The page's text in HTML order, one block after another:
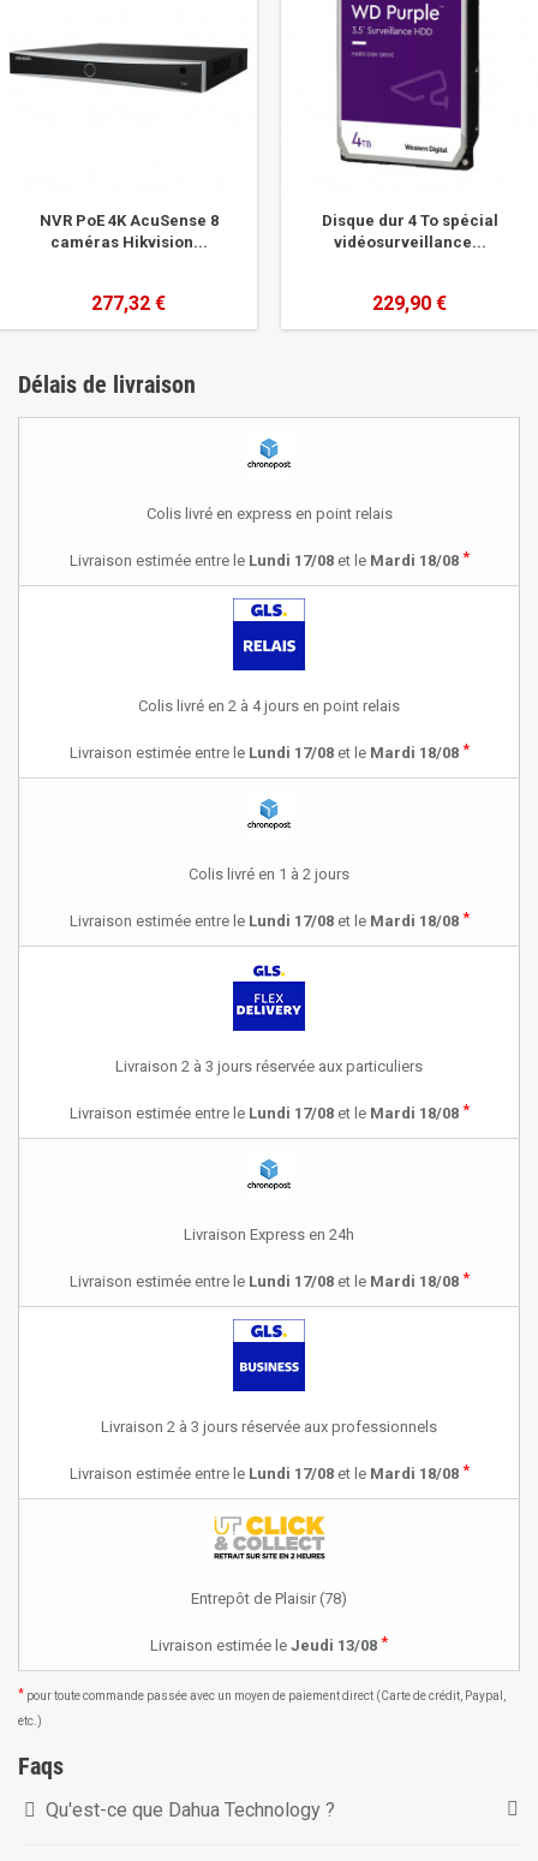
NVR PoE 4K AcuSense 8
caméras Hikvision...
277,32 €
Disque dur 4 To spécial
vidéosurveillance...
229,90 €
Délais de livraison
Colis livré en express en point relais
Livraison estimée entre le Lundi 17/08et le Mardi 18/08 *
Colis livré en 2 à 4 jours en point relais
Livraison estimée entre le Lundi 17/08et le Mardi 18/08 *
Colis livré en 1 à 2 jours
Livraison estimée entre le Lundi 17/08et le Mardi 18/08 *
Livraison 2 à 3 jours réservée aux particuliers
Livraison estimée entre le Lundi 17/08et le Mardi 18/08 *
Livraison Express en 24h
Livraison estimée entre le Lundi 17/08et le Mardi 18/08 *
Livraison 2 à 3 jours réservée aux professionnels
Livraison estimée entre le Lundi 17/08et le Mardi 18/08 *
Entrepôt de Plaisir (78)
Livraison estimée le Jeudi 13/08 *
* pour toute commande passée avec un moyen de paiement direct (Carte de crédit, Paypal,
etc.)
Faqs
Qu'est-ce que Dahua Technology ?